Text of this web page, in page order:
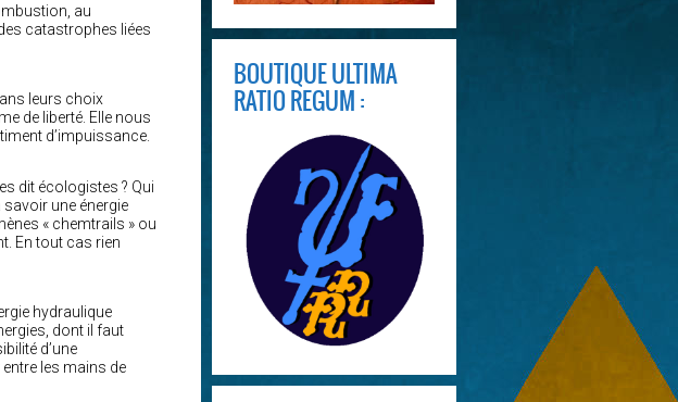
au
catastrophes liées
leurs choix
de liberté. Elle nous
d’impuissance.
dit écologistes ? Qui
savoir une énergie
« chemtrails » ou
En tout cas rien
hydraulique
dont il faut
d’une
les mains de
BOUTIQUE ULTIMA
RATIO REGUM :